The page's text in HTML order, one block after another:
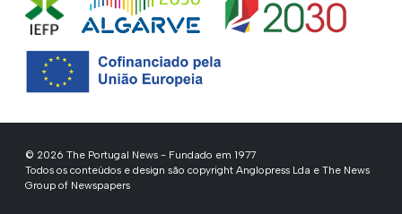
© 2026 The Portugal News - Fundado em 1977
Todos os conteúdos e design são copyright Anglopress Lda e The News
Group of Newspapers